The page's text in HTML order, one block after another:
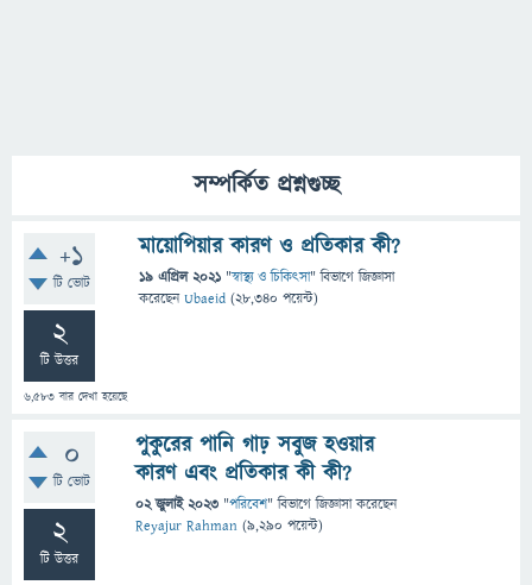
সম্পর্কিত প্রশ্নগুচ্ছ
+1
টি ভোট
2
টি উত্তর
6,583 বার দেখা হয়েছে
মায়োপিয়ার কারণ ও প্রতিকার কী?
19 এপ্রিল 2021 "স্বাস্থ্য ও চিকিৎসা" বিভাগে জিজ্ঞাসা
করেছেনUbaeid (28,340 পয়েন্ট)
0
টি ভোট
2
টি উত্তর
পুকুরের পানি গাঢ় সবুজ হওয়ার
কারণ এবং প্রতিকার কী কী?
02 জুলাই 2023 "পরিবেশ" বিভাগে জিজ্ঞাসাকরেছেন
Reyajur Rahman (9,290 পয়েন্ট)